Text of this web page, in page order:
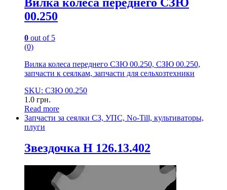
00.250
0 out of 5
(0)
Вилка колеса переднего СЗЮ 00.250, СЗЮ 00.250,
запчасти к сеялкам, запчасти для сельхозтехники
SKU: СЗЮ 00.250
1.0 грн.
Read more
Запчасти за сеялки СЗ, УПС, No-Till, культиваторы,
плуги
Звездочка Н 126.13.402